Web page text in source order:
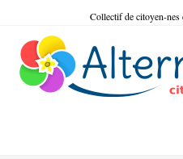
content
Collectif de citoyen-nes